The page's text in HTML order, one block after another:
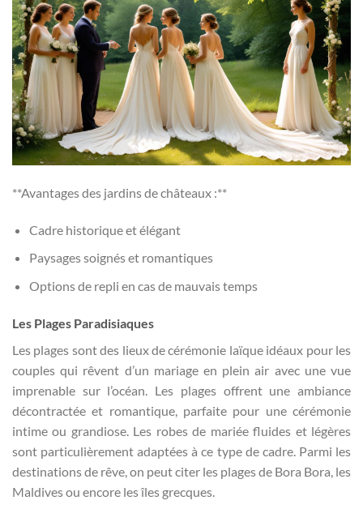
**Avantages des jardins de châteaux :**
Cadre historique et élégant
Paysages soignés et romantiques
Options de repli en cas de mauvais temps
Les Plages Paradisiaques
Les plages sont des lieux de cérémonie laïque idéaux pour les
couples qui rêvent d’un mariage en plein air avec une vue
imprenable sur l’océan. Les plages offrent une ambiance
décontractée et romantique, parfaite pour une cérémonie
intime ou grandiose. Les robes de mariée fluides et légères
sont particulièrement adaptées à ce type de cadre. Parmi les
destinations de rêve, on peut citer les plages de Bora Bora, les
Maldives ou encore les îles grecques.